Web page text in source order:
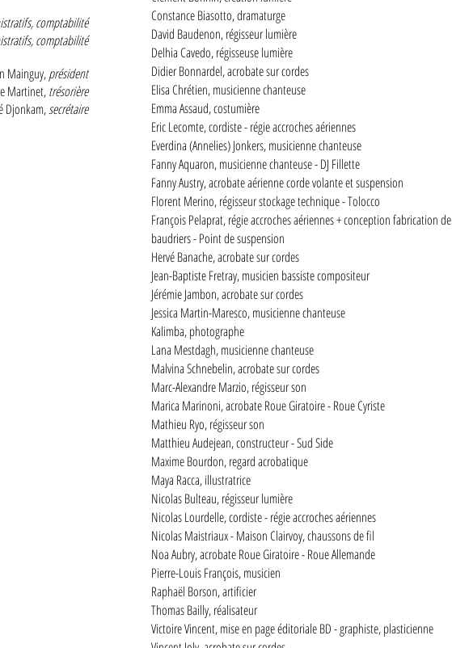
comptabilité
,comptabilité
Mainguy,président
Martinet,trésorière
Djonkam,secrétaire
Constance Biasotto, dramaturge
David Baudenon, régisseur lumière
Delhia Cavedo, régisseuse lumière
Didier Bonnardel, acrobate sur cordes
Elisa Chrétien, musicienne chanteuse
Emma Assaud, costumière
Eric Lecomte, cordiste - régie accroches aériennes
Everdina (Annelies) Jonkers, musicienne chanteuse
Fanny Aquaron, musicienne chanteuse - DJ Fillette
Fanny Austry, acrobate aérienne corde volante et suspension
Florent Merino, régisseur stockage technique - Tolocco
François Pelaprat, régie accroches aériennes + conception fabrication de
baudriers - Point de suspension
Hervé Banache, acrobate sur cordes
Jean-Baptiste Fretray, musicien bassiste compositeur
Jérémie Jambon, acrobate sur cordes
Jessica Martin-Maresco, musicienne chanteuse
Kalimba, photographe
Lana Mestdagh, musicienne chanteuse
Malvina Schnebelin, acrobate sur cordes
Marc-Alexandre Marzio, régisseur son
Marica Marinoni, acrobate Roue Giratoire - Roue Cyriste
Mathieu Ryo, régisseur son
Matthieu Audejean, constructeur - Sud Side
Maxime Bourdon, regard acrobatique
Maya Racca, illustratrice
Nicolas Bulteau, régisseur lumière
Nicolas Lourdelle, cordiste - régie accroches aériennes
Nicolas Maistriaux - Maison Clairvoy, chaussons de fil
Noa Aubry, acrobate Roue Giratoire - Roue Allemande
Pierre-Louis François, musicien
Raphaël Borson, artificier
Thomas Bailly, réalisateur
Victoire Vincent, mise en page éditoriale BD - graphiste, plasticienne